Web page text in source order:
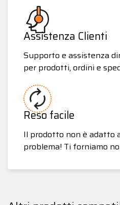
Assistenza Clienti
Supporto e assistenza
per prodotti, ordini e
Reso facile
Il prodotto non è adatto
problema! Ti forniamo